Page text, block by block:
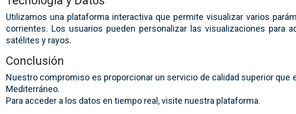
Utilizamos una plataforma interactiva que permite visualizar varios
corrientes. Los usuarios pueden personalizar las visualizaciones para
satélites y rayos.
Conclusión
Nuestro compromiso es proporcionar un servicio de calidad superior que
Mediterráneo.
Para acceder a los datos en tiempo real, visite nuestra plataforma.